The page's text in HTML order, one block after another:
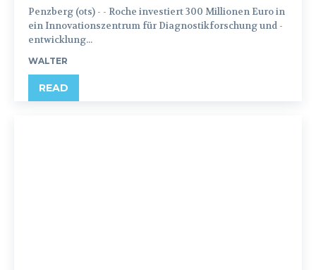
Penzberg (ots) - - Roche investiert 300 Millionen Euro in
ein Innovationszentrum für Diagnostikforschung und -
entwicklung...
WALTER
READ